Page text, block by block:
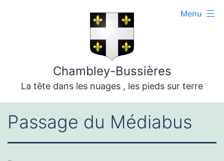
Chambley-Bussières
La tête dans les nuages , les pieds sur terre
Menu
Passage du Médiabus